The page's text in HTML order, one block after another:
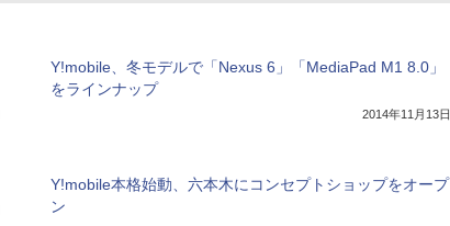
Y!mobile、冬モデルで「Nexus 6」「MediaPad M1 8.0」
をラインナップ
2014年11月13日
Y!mobile本格始動、六本木にコンセプトショップをオープ
ン